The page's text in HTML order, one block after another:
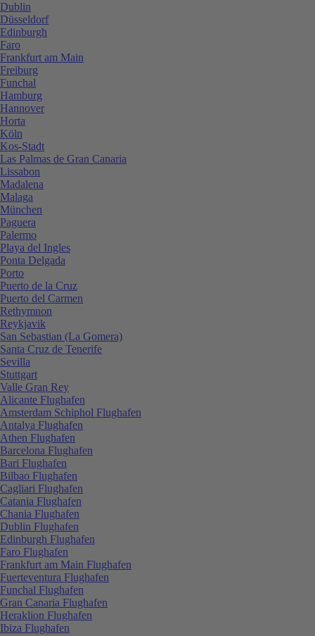
Dublin
Düsseldorf
Edinburgh
Faro
Frankfurt am Main
Freiburg
Funchal
Hamburg
Hannover
Horta
Köln
Kos-Stadt
Las Palmas de Gran Canaria
Lissabon
Madalena
Malaga
München
Paguera
Palermo
Playa del Ingles
Ponta Delgada
Porto
Puerto de la Cruz
Puerto del Carmen
Rethymnon
Reykjavik
San Sebastian (La Gomera)
Santa Cruz de Tenerife
Sevilla
Stuttgart
Valle Gran Rey
Alicante Flughafen
Amsterdam Schiphol Flughafen
Antalya Flughafen
Athen Flughafen
Barcelona Flughafen
Bari Flughafen
Bilbao Flughafen
Cagliari Flughafen
Catania Flughafen
Chania Flughafen
Dublin Flughafen
Edinburgh Flughafen
Faro Flughafen
Frankfurt am Main Flughafen
Fuerteventura Flughafen
Funchal Flughafen
Gran Canaria Flughafen
Heraklion Flughafen
Ibiza Flughafen